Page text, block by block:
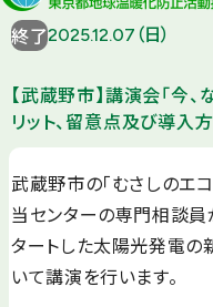
終了2025.12.07（日）
【武蔵野市】講演会「今
リット、留意点及び導入方
武蔵野市の「むさしのエ
当センターの専門相談員
タートした太陽光発電
いて講演を行います。